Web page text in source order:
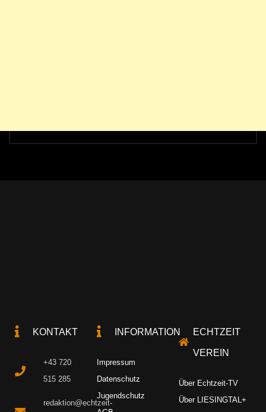
KONTAKT
+43 720
515 285
redaktion@echtzeit-
INFORMATION
Impressum
Datenschutz
Jugendschutz
ECHTZEIT
VEREIN
Über Echtzeit-TV
Über LIESINGTAL+